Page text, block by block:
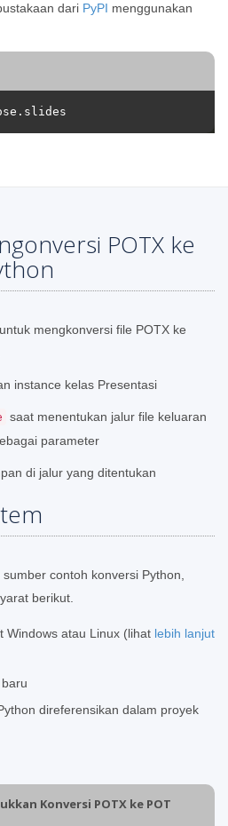
dari PyPI menggunakan
POTX ke
mengkonversi file POTX ke
instance kelas Presentasi
saat menentukan jalur file keluaran
parameter
di jalur yang ditentukan
contoh konversi Python,
berikut.
Windows atau Linux (lihat lebih lanjut
direferensikan dalam proyek
Konversi POTX ke POT